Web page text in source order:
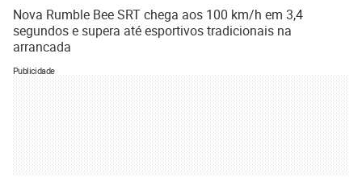
Nova Rumble Bee SRT chega aos 100 km/h em 3,4
segundos e supera até esportivos tradicionais na
arrancada
Publicidade